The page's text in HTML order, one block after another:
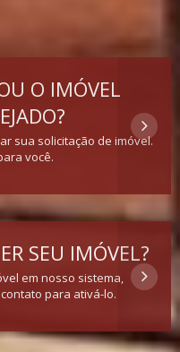
O IMÓVEL
sua solicitação de imóvel.
você.
SEU IMÓVEL?
em nosso sistema,
para ativá-lo.